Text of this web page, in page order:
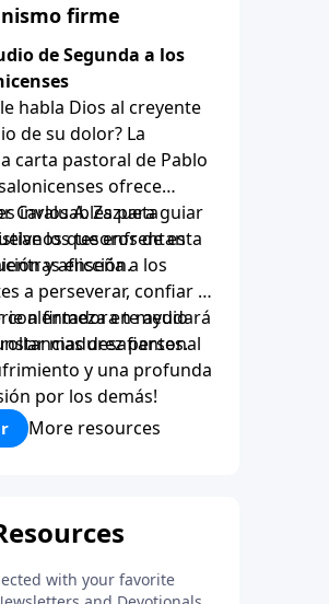
firme
de Segunda a los
habla Dios al creyente
de su dolor? La
carta pastoral de Pablo
ofrece
invaluables para guiar
que enfrentan
y aflicción.
Carlos A. Zazueta
los tesoros de esta
enseña a los
a perseverar, confiar y
con firmeza en medio
desafiantes.
alentadora te ayudará
madurez personal
y una profunda
por los demás!
More resources